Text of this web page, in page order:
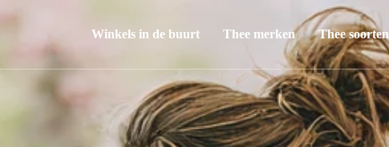
Winkels in de buurt Thee merken Thee soorten